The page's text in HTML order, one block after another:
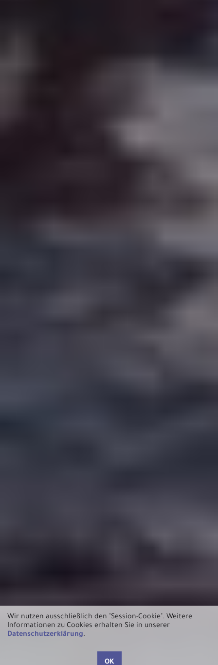
Wir nutzen ausschließlich den "Session-Cookie". Weitere
Informationen zu Cookies erhalten Sie in unserer
Datenschutzerklärung.
OK